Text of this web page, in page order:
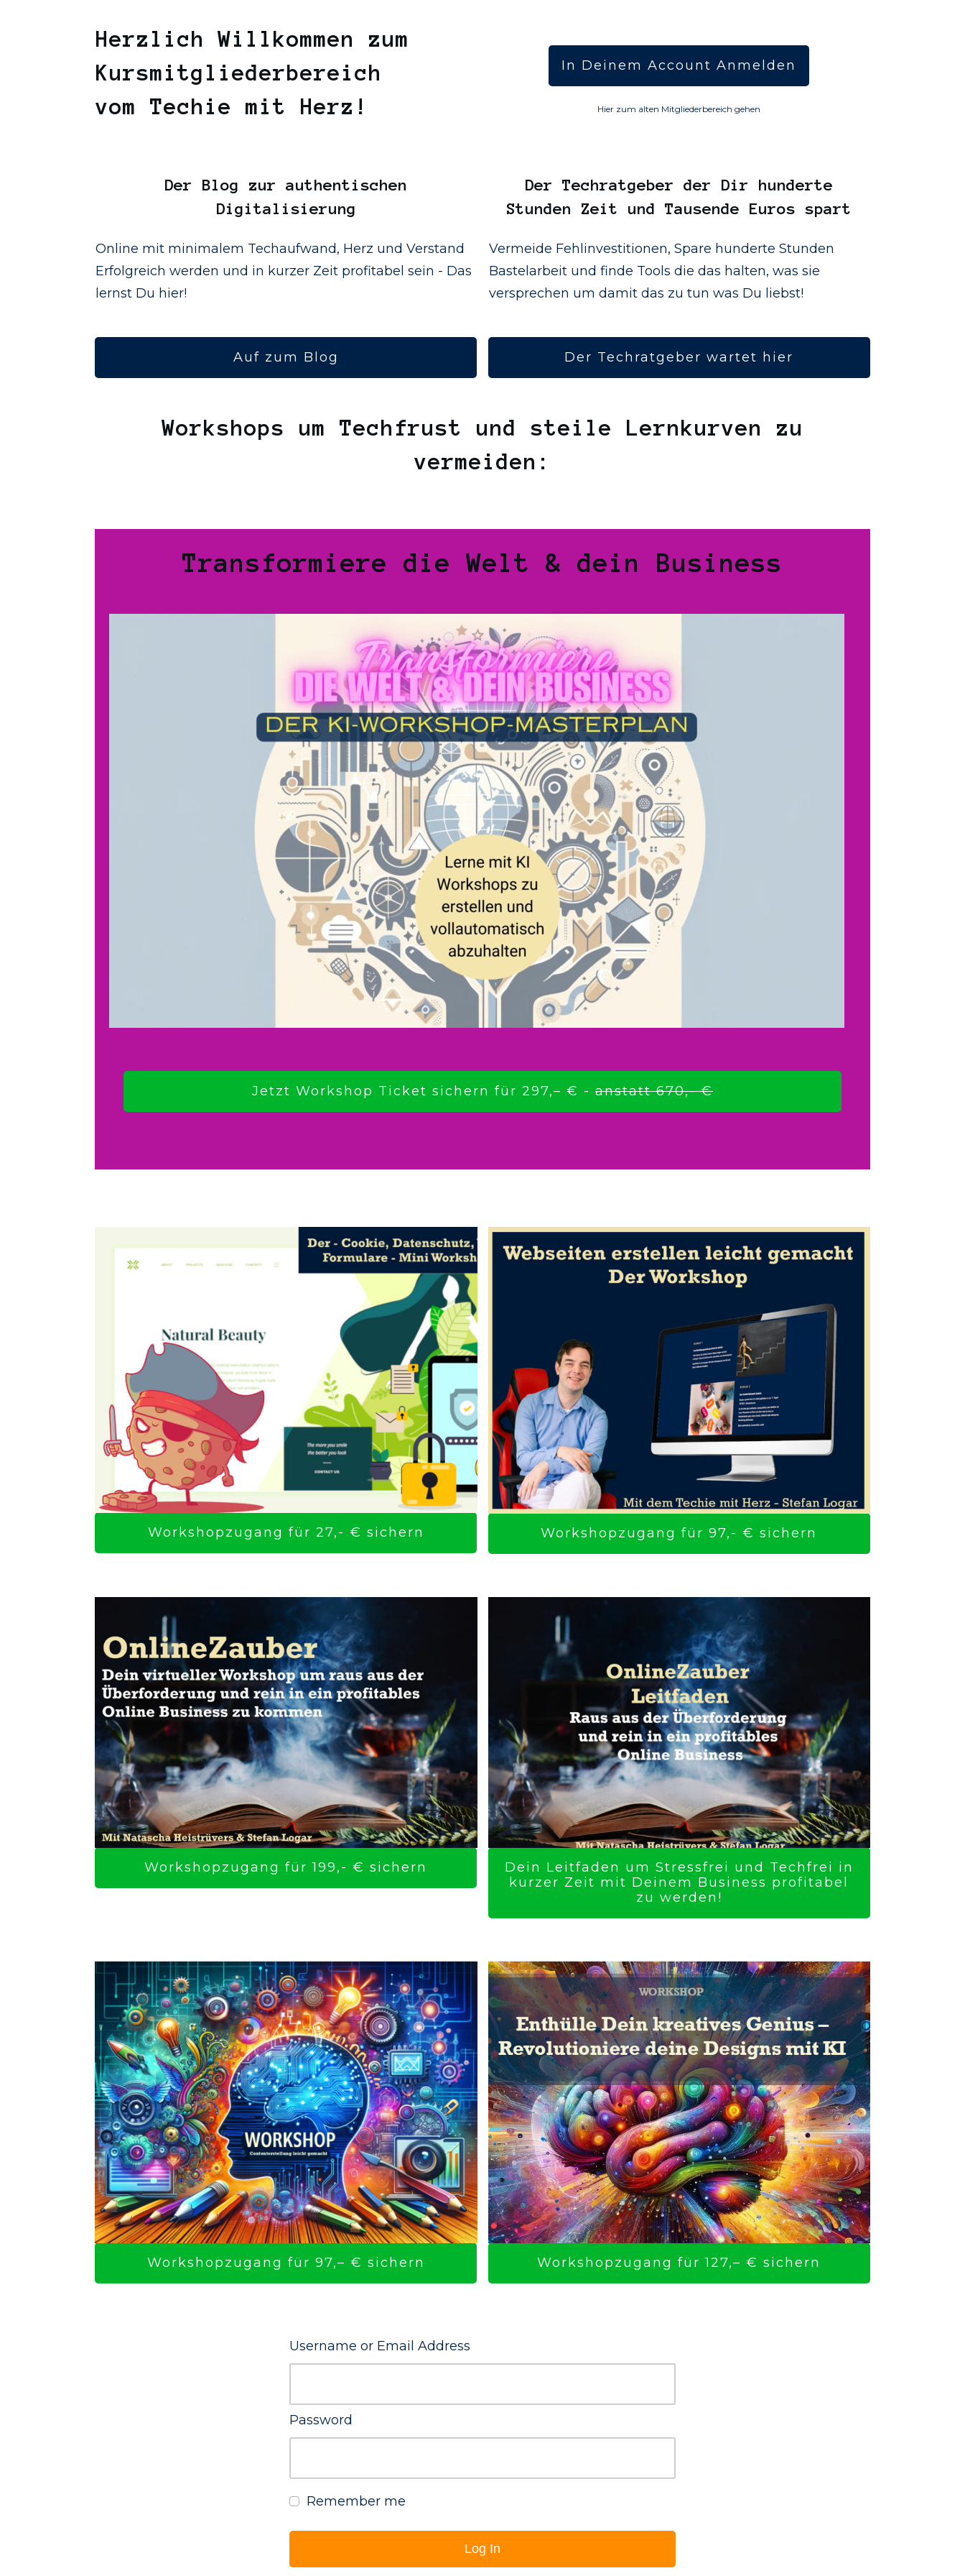
Herzlich Willkommen zum
Kursmitgliederbereich
vom Techie mit Herz!
In Deinem Account Anmelden
Hier zum alten Mitgliederbereich gehen
Der Blog zur authentischen
Digitalisierung
Online mit minimalem Techaufwand, Herz und Verstand
Erfolgreich werden und in kurzer Zeit profitabel sein - Das
lernst Du hier!
Auf zum Blog
DerTechratgeber der Dir hunderte
Stunden Zeit und Tausende Euros spart
Vermeide Fehlinvestitionen, Spare hunderte Stunden
Bastelarbeit und finde Tools die das halten, was sie
versprechen um damit das zu tun was Du liebst!
Der Techratgeber wartet hier
Workshops um Techfrust und steile Lernkurven zu
vermeiden:
Transformiere die Welt & dein Business
Jetzt Workshop Ticket sichern für 297,– € - anstatt 670,- €
Workshopzugang für 27,- € sichern Workshopzugang für 97,- € sichern
Workshopzugang für 199,- € sichern
Dein Leitfaden um Stressfrei und Techfrei in
kurzer Zeit mit Deinem Business profitabel
zu werden!
Workshopzugang für 97,– € sichern Workshopzugang für 127,– € sichern
Username or Email Address
Password
Remember me
Log In